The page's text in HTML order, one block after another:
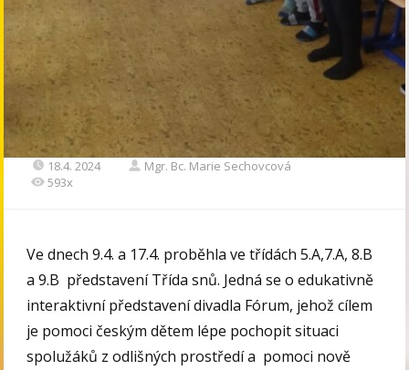
18.4. 2024
Mgr. Bc. Marie Sechovcová
593x
Ve dnech 9.4. a 17.4. proběhla ve třídách 5.A,7.A, 8.B
a 9.B představení Třída snů. Jedná se o edukativně
interaktivní představení divadla Fórum, jehož cílem
je pomoci českým dětem lépe pochopit situaci
spolužáků z odlišných prostředí a pomoci nově